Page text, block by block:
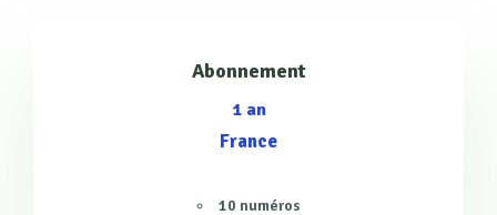
Abonnement
1 an
France
10 numéros